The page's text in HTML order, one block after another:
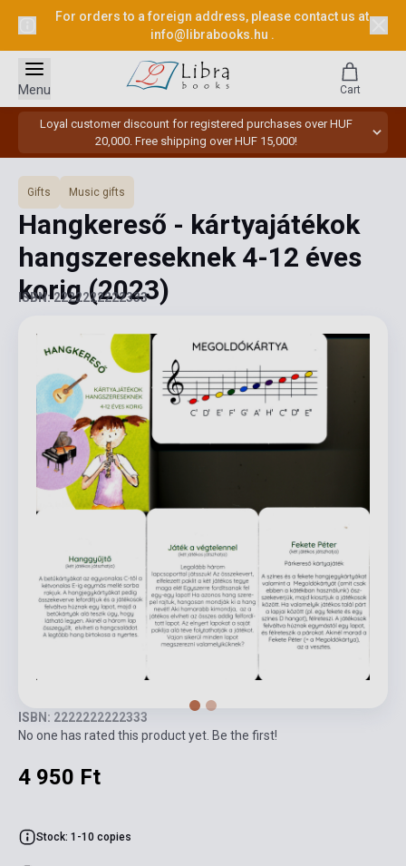
For orders to a foreign address, please contact us at
info@librabooks.hu .
Loyal customer discount for registered purchases over HUF
20,000. Free shipping over HUF 15,000!
Menu Cart
Gifts Music gifts
Hangkereső - kártyajátékok
hangszereseknek 4-12 éves
korig(2023)
ISBN: 2222222222333
ISBN: 2222222222333
No one has rated this product yet. Be the first!
4 950 Ft
Stock: 1-10 copies